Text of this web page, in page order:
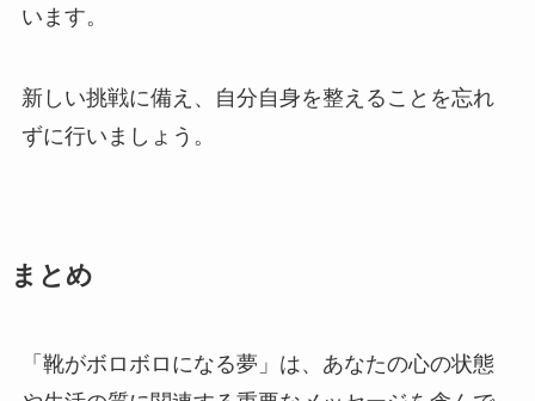
います。
新しい挑戦に備え、自分自身を整えることを忘れ
ずに行いましょう。
まとめ
「靴がボロボロになる夢」は、あなたの心の状態